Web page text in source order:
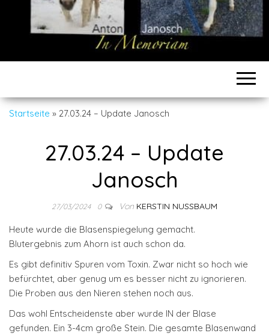
Startseite » 27.03.24 – Update Janosch
27.03.24 – Update
Janosch
27/03/2024 0 Von KERSTIN NUSSBAUM
Heute wurde die Blasenspiegelung gemacht.
Blutergebnis zum Ahorn ist auch schon da.
Es gibt definitiv Spuren vom Toxin. Zwar nicht so hoch wie
befürchtet, aber genug um es besser nicht zu ignorieren.
Die Proben aus den Nieren stehen noch aus.
Das wohl Entscheidenste aber wurde IN der Blase
gefunden. Ein 3-4cm große Stein. Die gesamte Blasenwand